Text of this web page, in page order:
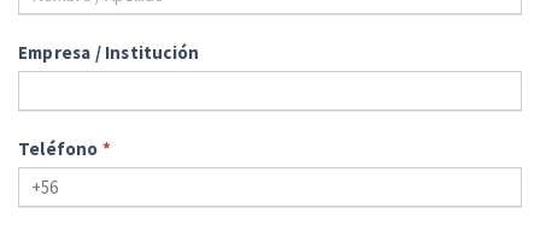
Empresa / Institución
Teléfono *